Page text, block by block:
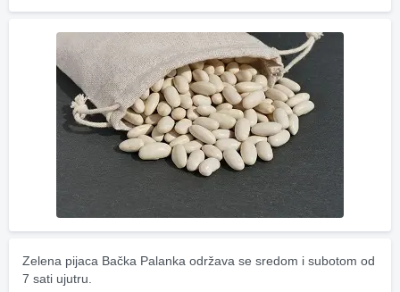
Zelena pijaca Bačka Palanka održava se sredom i subotom od
7 sati ujutru.